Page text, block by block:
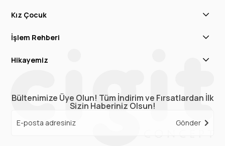
Kız Çocuk
İşlem Rehberi
Hikayemiz
Bültenimize Üye Olun! Tüm İndirim ve Fırsatlardan İlk
Sizin Haberiniz Olsun!
Gönder